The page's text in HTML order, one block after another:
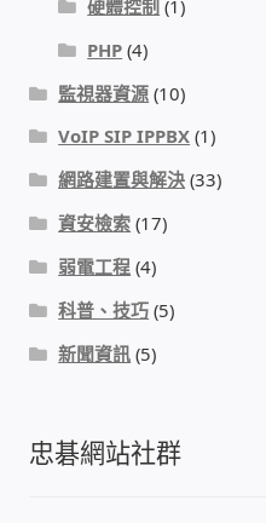
IP-PBX 租賃 借測 (雲端
通航國際(Tonnet)
DCS 數位通訊系統
NEC SL2100 電話
安立達(Aristel)
聯盟電子(LINEMEX)
電話 工具 軟體 手冊
硬體控制 (1)
PHP (4)
監視器資源 (10)
VoIP SIP IPPBX (1)
網路建置與解決 (33)
資安檢索 (17)
弱電工程 (4)
科普、技巧 (5)
新聞資訊 (5)
忠碁網站社群